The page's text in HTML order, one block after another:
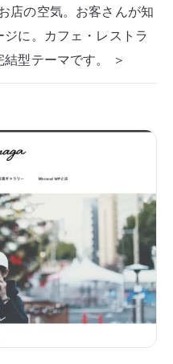
店の空気。お客さんが知
に。カフェ・レストラ
型テーマです。 ＞